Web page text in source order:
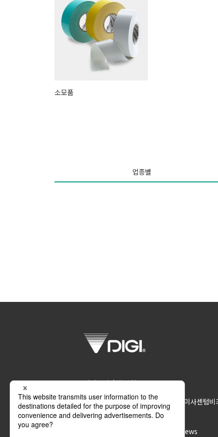
소모품
업종별
디지코리아 주식회사
12918 경기도 하남시 조정대로 45 미사센텀
News